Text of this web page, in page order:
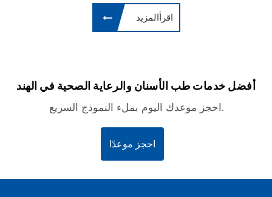
اقرأالمزيد
أفضل خدمات طب الأسنان والرعاية الصحية في الهند
احجز موعدك اليوم بملء النموذج السريع.
احجز موعدًا